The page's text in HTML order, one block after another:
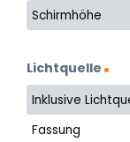
Schirmhöhe
Lichtquelle
Inklusive
Fassung